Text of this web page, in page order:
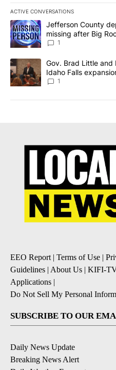
ACTIVE CONVERSATIONS
The following is a list of the
A trending article titled
Jefferson County
missing after Big
News 8
1
A trending article titled "Gov.
Gov. Brad Little
Idaho Falls
Local News 8
1
EEO Report| Terms of Use |
Guidelines | About Us | KIFI-
Applications |
Do Not Sell My Personal
SUBSCRIBE TO OUR
Daily News Update
Breaking News Alert